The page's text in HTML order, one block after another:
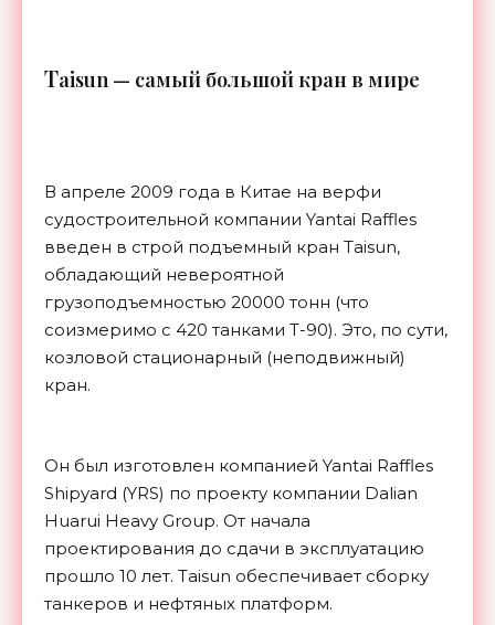
Taisun — самый большой кран в мире
В апреле 2009 года в Китае на верфи
судостроительной компании Yantai Raffles
введен в строй подъемный кран Taisun,
обладающий невероятной
грузоподъемностью 20000 тонн (что
соизмеримо с 420 танками Т-90). Это, по сути,
козловой стационарный (неподвижный)
кран.
Он был изготовлен компанией Yantai Raffles
Shipyard (YRS) по проекту компании Dalian
Huarui Heavy Group. От начала
проектирования до сдачи в эксплуатацию
прошло 10 лет. Taisun обеспечивает сборку
танкеров и нефтяных платформ.